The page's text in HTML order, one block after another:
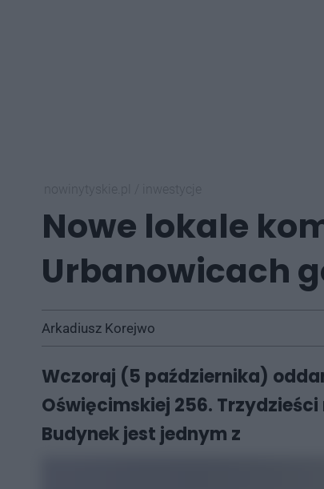
Nowe lokale
Urbanowicach
Arkadiusz Korejwo
Wczoraj (5 października)
Oświęcimskiej 256.
Budynek jest jednym z